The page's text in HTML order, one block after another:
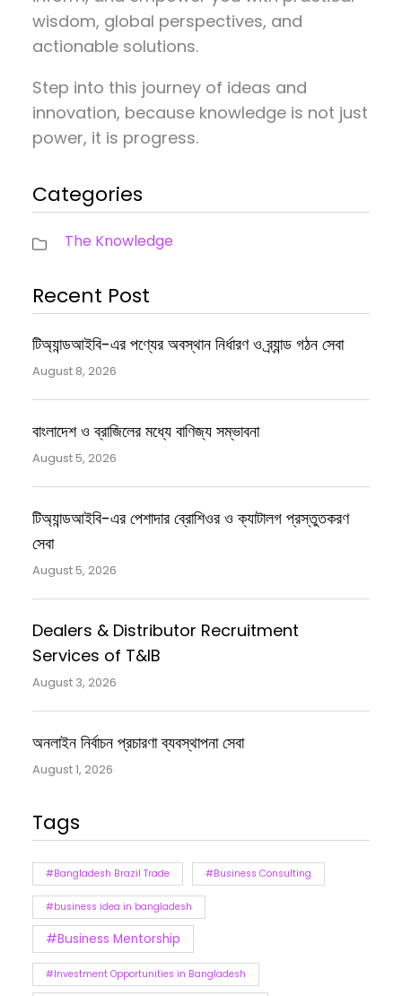
wisdom, global perspectives, and
actionable solutions.
Step into this journey of ideas and
innovation, because knowledge is not just
power, it is progress.
Categories
The Knowledge
Recent Post
টিঅ্যান্ডআইবি-এর পণ্যের অবস্থান নির্ধারণ ও ব্র্যান্ড গঠন সেবা
August 8, 2026
বাংলাদেশ ও ব্রাজিলের মধ্যে বাণিজ্য সম্ভাবনা
August 5, 2026
টিঅ্যান্ডআইবি-এর পেশাদার ব্রোশিওর ও ক্যাটালগ প্রস্তুতকরণ
সেবা
August 5, 2026
Dealers & Distributor Recruitment
Services of T&IB
August 3, 2026
অনলাইন নির্বাচন প্রচারণা ব্যবস্থাপনা সেবা
August 1, 2026
Tags
#Bangladesh Brazil Trade #Business Consulting
#business idea in bangladesh
#Business Mentorship
#Investment Opportunities in Bangladesh